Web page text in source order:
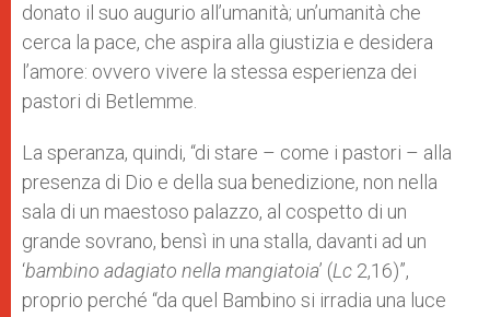
donato il suo augurio all’umanità; un’umanità che
cerca la pace, che aspira alla giustizia e desidera
l’amore: ovvero vivere la stessa esperienza dei
pastori di Betlemme.
La speranza, quindi, “di stare – come i pastori – alla
presenza di Dio e della sua benedizione, non nella
sala di un maestoso palazzo, al cospetto di un
grande sovrano, bensì in una stalla, davanti ad un
‘bambino adagiato nella mangiatoia’ (Lc 2,16)”,
proprio perché “da quel Bambino si irradia una luce